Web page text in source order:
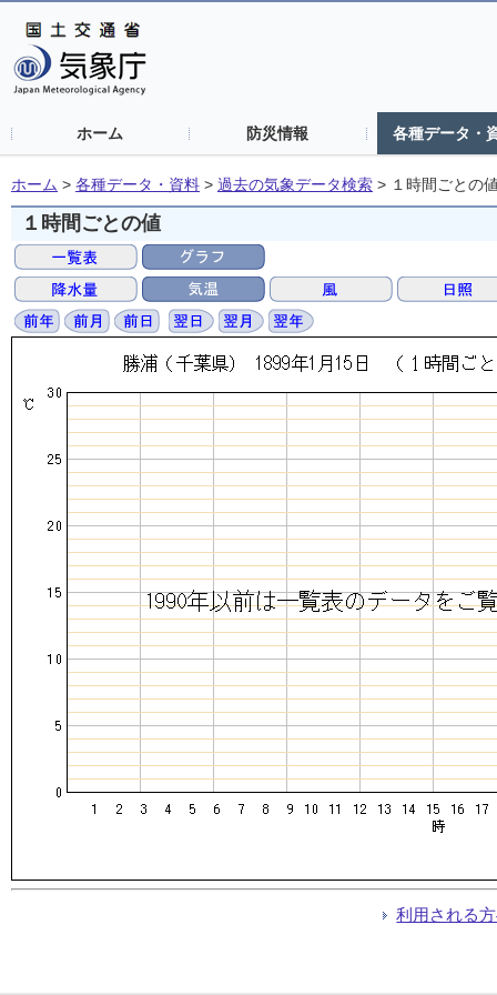
ホーム 防災情報 各種データ・
ホーム > 各種データ・資料 > 過去の気象データ検索 > １時間ごとの
１時間ごとの値
利用される